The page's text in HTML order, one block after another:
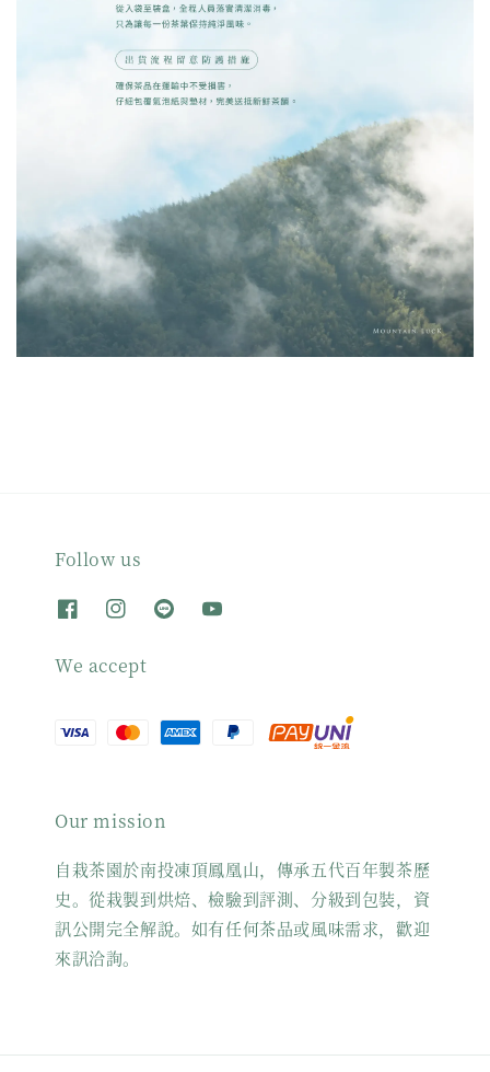
Follow us
We accept
Our mission
自栽茶園於南投凍頂鳳凰山，傳承五代百年製茶歷
史。從栽製到烘焙、檢驗到評測、分級到包裝，資
訊公開完全解說。如有任何茶品或風味需求，歡迎
來訊洽詢。